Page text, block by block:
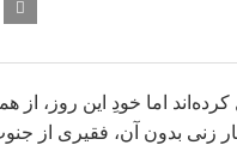
کرده‌اند اما خودِ این روز، از
جهان، زنی با حجاب اجباری کنار زنی بدون آن، فقیری از